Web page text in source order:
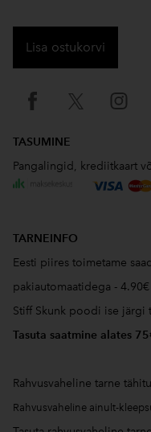
Lisa ostukorvi
TASUMINE
Pangalingid, krediitkaart
TARNEINFO
Eesti piires toimetame
pakiautomaatidega - 4.90€
Stiff Skunk poodi ise järgi
Tasuta saatmine alates
Rahvusvaheline tarne
Rahvusvaheline ainult-